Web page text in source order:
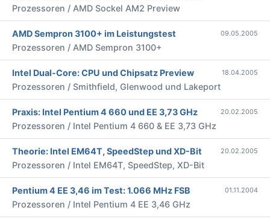
Prozessoren / AMD Sockel AM2 Preview
09.05.2005
AMD Sempron 3100+ im Leistungstest
Prozessoren / AMD Sempron 3100+
18.04.2005
Intel Dual-Core: CPU und Chipsatz Preview
Prozessoren / Smithfield, Glenwood und Lakeport
20.02.2005
Praxis: Intel Pentium 4 660 und EE 3,73 GHz
Prozessoren / Intel Pentium 4 660 & EE 3,73 GHz
20.02.2005
Theorie: Intel EM64T, SpeedStep und XD-Bit
Prozessoren / Intel EM64T, SpeedStep, XD-Bit
01.11.2004
Pentium 4 EE 3,46 im Test: 1.066 MHz FSB
Prozessoren / Intel Pentium 4 EE 3,46 GHz